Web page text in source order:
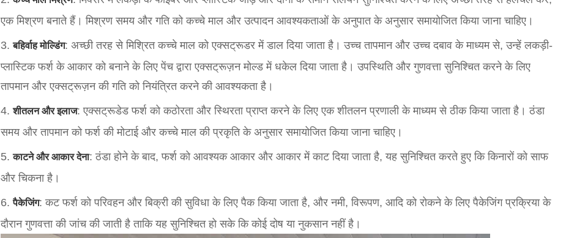
एक मिश्रण बनाते हैं। मिश्रण समय और गति को कच्चे माल और उत्पादन आवश्यकताओं के अनुपात के अनुसार समायोजित किया जाना चाहिए।
3.बहिर्वाह मोल्डिंग: अच्छी तरह से मिश्रित कच्चे माल को एक्सट्रूडर में डाल दिया जाता है। उच्च तापमान और उच्च दबाव के माध्यम से, उन्हें लकड़ी-
प्लास्टिक फर्श के आकार को बनाने के लिए पेंच द्वारा एक्सट्रूज़न मोल्ड में धकेल दिया जाता है। उपस्थिति और गुणवत्ता सुनिश्चित करने के लिए
तापमान और एक्सट्रूज़न की गति को नियंत्रित करने की आवश्यकता है।
4.शीतलन और इलाज: एक्सट्रूडेड फर्श को कठोरता और स्थिरता प्राप्त करने के लिए एक शीतलन प्रणाली के माध्यम से ठीक किया जाता है। ठंडा
समय और तापमान को फर्श की मोटाई और कच्चे माल की प्रकृति के अनुसार समायोजित किया जाना चाहिए।
5.काटने और आकार देना: ठंडा होने के बाद, फर्श को आवश्यक आकार और आकार में काट दिया जाता है, यह सुनिश्चित करते हुए कि किनारों को साफ
और चिकना है।
6.पैकेजिंग: कट फर्श को परिवहन और बिक्री की सुविधा के लिए पैक किया जाता है, और नमी, विरूपण, आदि को रोकने के लिए पैकेजिंग प्रक्रिया के
दौरान गुणवत्ता की जांच की जाती है ताकि यह सुनिश्चित हो सके कि कोई दोष या नुकसान नहीं है।